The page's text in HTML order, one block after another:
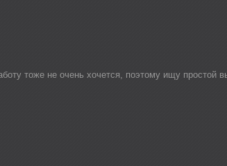
тоже не очень хочется, поэтому ищу простой